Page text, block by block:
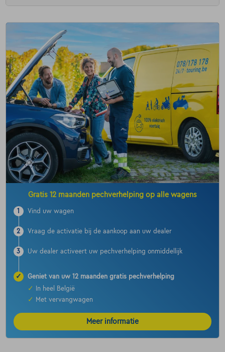
Gratis 12 maanden pechverhelping op alle wagens
1 Vind uw wagen
2 Vraag de activatie bij de aankoop aan uw dealer
3 Uw dealer activeert uw pechverhelping onmiddellijk
✓
Geniet van uw 12 maanden gratis pechverhelping
✓
In heel België
✓
Met vervangwagen
Meer informatie